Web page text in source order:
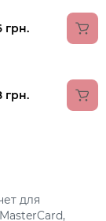
грн.
грн.
для